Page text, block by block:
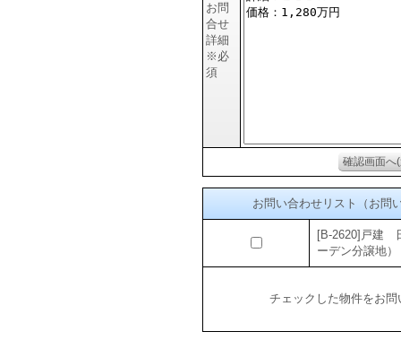
お問
合せ
詳細
※必
須
お問い合わせリスト（お問
[B-2620]戸建
ーデン分譲地）
チェックした物件をお